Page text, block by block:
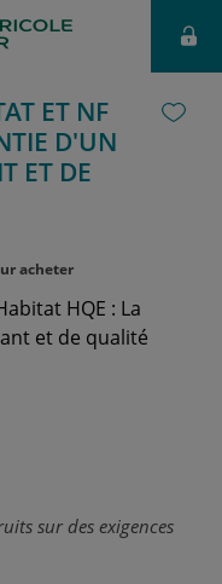
ET NF
D'UN
ET DE
acheter
sur des exigences